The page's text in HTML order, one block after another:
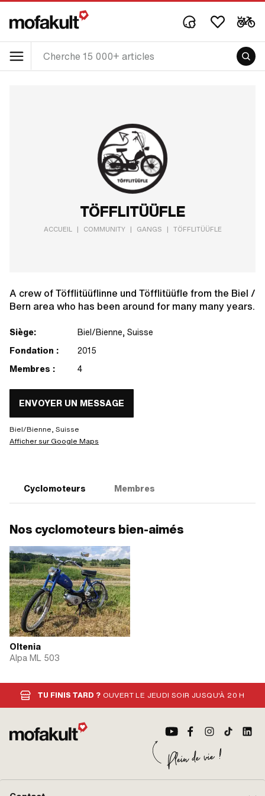
TÖFFLITÜÜFLE
ACCUEIL | COMMUNITY | GANGS | TÖFFLITÜÜFLE
A crew of Töfflitüüflinne und Töfflitüüfle from the Biel /
Bern area who has been around for many many years.
Siège:
Biel/Bienne, Suisse
Fondation :
2015
Membres :
4
ENVOYER UN MESSAGE
Biel/Bienne, Suisse
Afficher sur Google Maps
Cyclomoteurs Membres
Nos cyclomoteurs bien-aimés
Oltenia
Alpa ML 503
TU FINIS TARD ? OUVERT LE JEUDI SOIR JUSQU'À 20 H